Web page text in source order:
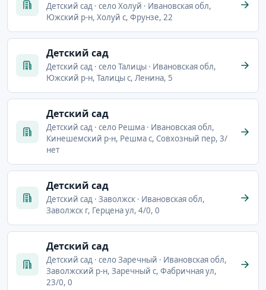
Детский сад · село Холуй · Ивановская обл,
Южский р-н, Холуй с, Фрунзе, 22
Детский сад
Детский сад · село Талицы · Ивановская обл,
Южский р-н, Талицы с, Ленина, 5
Детский сад
Детский сад · село Решма · Ивановская обл,
Кинешемский р-н, Решма с, Совхозный пер, 3/
нет
Детский сад
Детский сад · Заволжск · Ивановская обл,
Заволжск г, Герцена ул, 4/0, 0
Детский сад
Детский сад · село Заречный · Ивановская обл,
Заволжский р-н, Заречный с, Фабричная ул,
23/0, 0